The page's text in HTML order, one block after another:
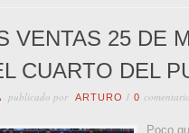
VENTAS 25 DE
CUARTO DEL
publicado por ARTURO / 0
Poco